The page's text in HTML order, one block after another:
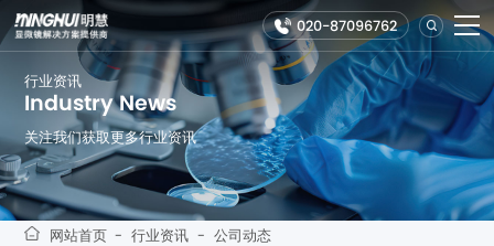
020-87096762
行业资讯
Industry News
关注我们获取更多行业资讯
网站首页 - 行业资讯 - 公司动态